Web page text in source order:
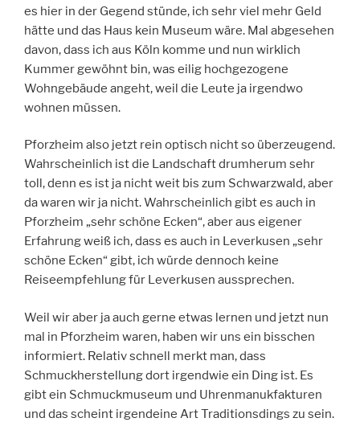
es hier in der Gegend stünde, ich sehr viel mehr Geld
hätte und das Haus kein Museum wäre. Mal abgesehen
davon, dass ich aus Köln komme und nun wirklich
Kummer gewöhnt bin, was eilig hochgezogene
Wohngebäude angeht, weil die Leute ja irgendwo
wohnen müssen.
Pforzheim also jetzt rein optisch nicht so überzeugend.
Wahrscheinlich ist die Landschaft drumherum sehr
toll, denn es ist ja nicht weit bis zum Schwarzwald, aber
da waren wir ja nicht. Wahrscheinlich gibt es auch in
Pforzheim „sehr schöne Ecken“, aber aus eigener
Erfahrung weiß ich, dass es auch in Leverkusen „sehr
schöne Ecken“ gibt, ich würde dennoch keine
Reiseempfehlung für Leverkusen aussprechen.
Weil wir aber ja auch gerne etwas lernen und jetzt nun
mal in Pforzheim waren, haben wir uns ein bisschen
informiert. Relativ schnell merkt man, dass
Schmuckherstellung dort irgendwie ein Ding ist. Es
gibt ein Schmuckmuseum und Uhrenmanukfakturen
und das scheint irgendeine Art Traditionsdings zu sein.